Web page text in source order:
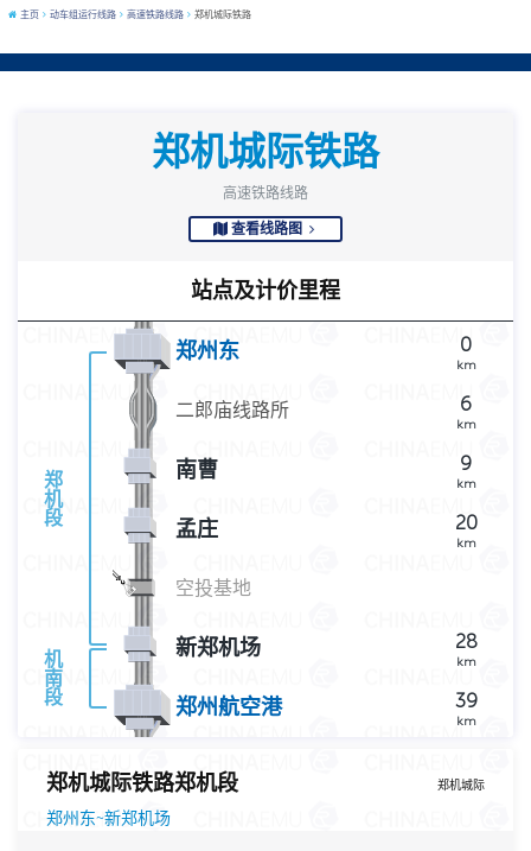
主页 动车组运行线路 高速铁路线路 郑机城际铁路
郑机城际铁路
高速铁路线路
查看线路图
站点及计价里程
郑
机
段
0
km
郑州东
6
km
二郎庙线路所
9
km
南曹
20
km
孟庄
空投基地
机
南
段
28
km
新郑机场
39
km
郑州航空港
郑机城际
郑机城际铁路郑机段
郑州东~新郑机场